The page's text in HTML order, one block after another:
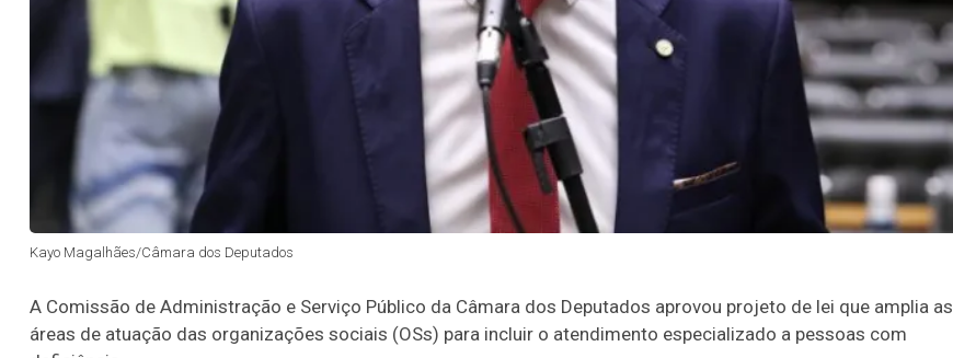
Kayo Magalhães/Câmara dos Deputados
A Comissão de Administração e Serviço Público da Câmara dos Deputados aprovou projeto de lei que amplia as
áreas de atuação das organizações sociais (OSs) para incluir o atendimento especializado a pessoas com